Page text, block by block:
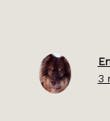
3